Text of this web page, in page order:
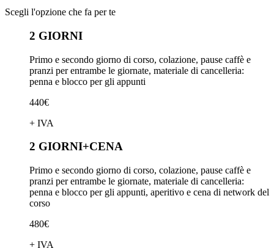
Scegli l'opzione che fa per te
2 GIORNI
Primo e secondo giorno di corso, colazione, pause caffè e
pranzi per entrambe le giornate, materiale di cancelleria:
penna e blocco per gli appunti
440€
+ IVA
2 GIORNI+CENA
Primo e secondo giorno di corso, colazione, pause caffè e
pranzi per entrambe le giornate, materiale di cancelleria:
penna e blocco per gli appunti, aperitivo e cena di network del
corso
480€
+ IVA